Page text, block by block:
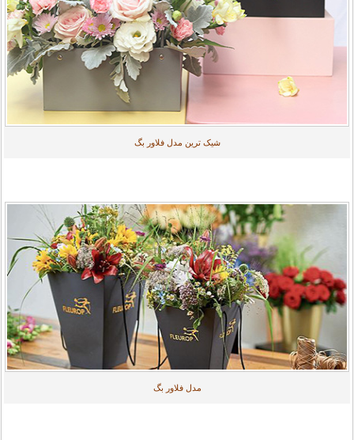
شیک ترین مدل فلاور بگ
مدل فلاور بگ